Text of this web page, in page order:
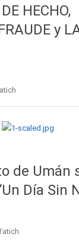
HECHO,
y
de Umán
Día Sin